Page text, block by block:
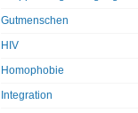
Gutmenschen
HIV
Homophobie
Integration